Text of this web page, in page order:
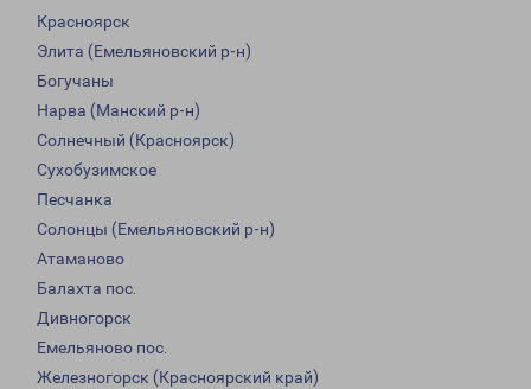
Красноярск
Элита (Емельяновский р-н)
Богучаны
Нарва (Манский р-н)
Солнечный (Красноярск)
Сухобузимское
Песчанка
Солонцы (Емельяновский р-н)
Атаманово
Балахта пос.
Дивногорск
Емельяново пос.
Железногорск (Красноярский край)